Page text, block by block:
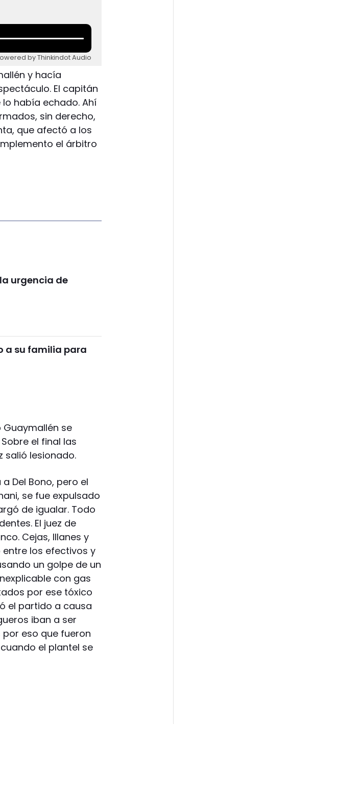
by Thinkindot Audio
y hacía
El capitán
lo había echado. Ahí
sin derecho,
que afectó a los
el árbitro
urgencia de
a su familia para
Guaymallén se
el final las
salió lesionado.
Del Bono, pero el
se fue expulsado
de igualar. Todo
El juez de
Cejas, Illanes y
los efectivos y
un golpe de un
con gas
por ese tóxico
el partido a causa
iban a ser
eso que fueron
el plantel se